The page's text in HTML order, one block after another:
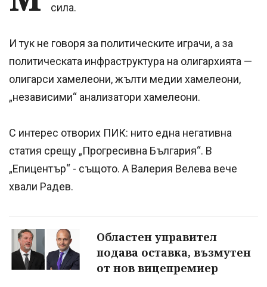
сила.
И тук не говоря за политическите играчи, а за
политическата инфраструктура на олигархията —
олигарси хамелеони, жълти медии хамелеони,
„независими“ анализатори хамелеони.
С интерес отворих ПИК: нито една негативна
статия срещу „Прогресивна България“. В
„Епицентър“ - същото. А Валерия Велева вече
хвали Радев.
Oбластен управител
подава оставка, възмутен
от нов вицепремиер